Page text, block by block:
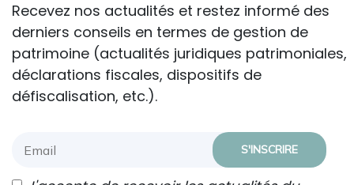
Recevez nos actualités et restez informé des
derniers conseils en termes de gestion de
patrimoine (actualités juridiques patrimoniales,
déclarations fiscales, dispositifs de
défiscalisation, etc.).